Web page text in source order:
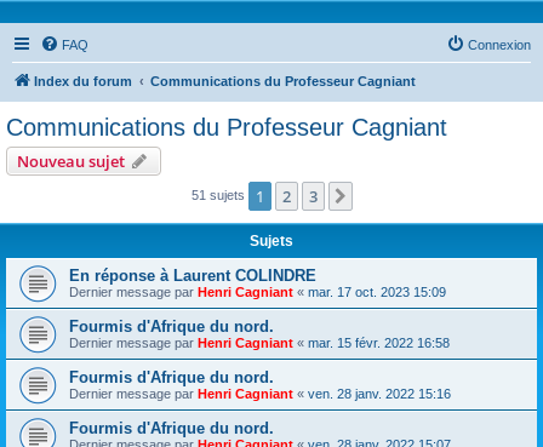
FAQ Connexion
Index du forum Communications du Professeur Cagniant
Communications du Professeur Cagniant
Nouveau sujet
51 sujets 1 2 3
Sujets
En réponse à Laurent COLINDRE
Dernier message par Henri Cagniant « mar. 17 oct. 2023 15:09
Fourmis d'Afrique du nord.
Dernier message par Henri Cagniant « mar. 15 févr. 2022 16:58
Fourmis d'Afrique du nord.
Dernier message par Henri Cagniant « ven. 28 janv. 2022 15:16
Fourmis d'Afrique du nord.